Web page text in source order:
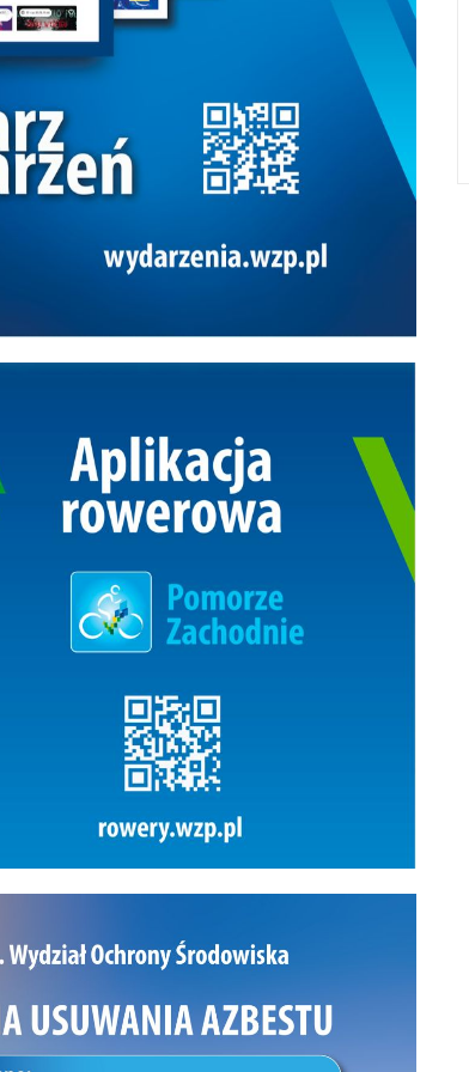
wielu tygodni. – Wysłaliśmy do Świętego
Mikołaja specjalne zaproszenie, prosząc, by
odwiedził koszalińskie przedszkolaki.
Odpowiedź była szybka: przyjadę, ale
najpierw sport, potem nagrody – podkreśla
prezydent. Dzieci będą więc musiały
najpierw wykazać się energią i
aktywności, a dopiero potem otrzymają
prezenty. Taneczna rozgrzewka, sportowe
Impreza rozpocznie się taneczną
rozgrzewką, którą poprowadzi instruktorka
pełnych rytmu i uśmiechu. Po niej dzieci
wezmą udział w serii ciekawych konkurencji
sportowych, przygotowanych specjalnie na
tę okazję. Jak informuje sztab Mikołaja – jego
przybycie będzie nietypowe, a sposób, w jaki
dotrze do hali, ma być dużą niespodzianką
dla uczestników. Lokalni sportowcy w roli
udział również koszalińscy
sportowcy:zawodniczki Piłka Ręczna
Koszalin i szczypiorniści KSPR Gwardia
Koszalin. Dla dzieci to doskonała okazja, by
zobaczyć swoich sportowych idoli, zrobić
wspólne fotografie i przekonać się, że
aktywność fizyczna może być świetną
Sportowych w Koszalinie Wydarzenie
realizowane jest przez ZOS Koszalin –
koszalińskie obiekty sportowe tętniły życiem
i były miejscem spotkań mieszkańców w